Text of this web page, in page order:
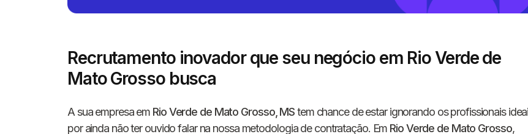
Recrutamento inovador que seu negócio em Rio Verde de
Mato Grosso busca
A sua empresa em Rio Verde de Mato Grosso, MStem chance de estar ignorando os profissionais
por ainda não ter ouvido falar na nossa metodologia de contratação. Em Rio Verde de Mato Grosso,
Informe seus
conosco!